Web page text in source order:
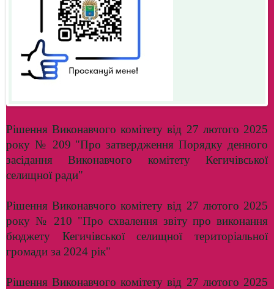
Рішення Виконавчого комітету від 27 лютого 2025
року № 209 "Про затвердження Порядку денного
засідання Виконавчого комітету Кегичівської
селищної ради"
Рішення Виконавчого комітету від 27 лютого 2025
року № 210 "Про схвалення звіту про виконання
бюджету Кегичівської селищної територіальної
громади за 2024 рік"
Рішення Виконавчого комітету від 27 лютого 2025